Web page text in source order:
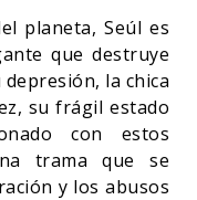
planeta, Seúl es
que destruye
la chica
su frágil estado
con estos
trama que se
y los abusos